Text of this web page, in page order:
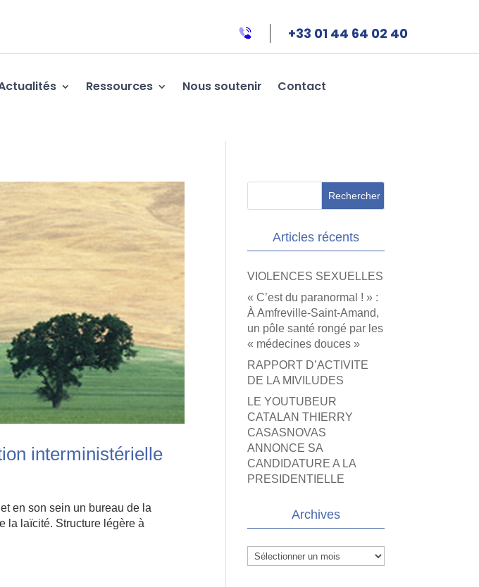
+33 01 44 64 02 40
Ressources Nous soutenir Contact
interministérielle
en son sein un bureau de la
la laïcité. Structure légère à
Articles récents
VIOLENCES SEXUELLES
« C’est du paranormal ! » :
À Amfreville-Saint-Amand,
un pôle santé rongé par les
« médecines douces »
RAPPORT D’ACTIVITE
DE LA MIVILUDES
LE YOUTUBEUR
CATALAN THIERRY
CASASNOVAS
ANNONCE SA
CANDIDATURE A LA
PRESIDENTIELLE
Archives
Archives